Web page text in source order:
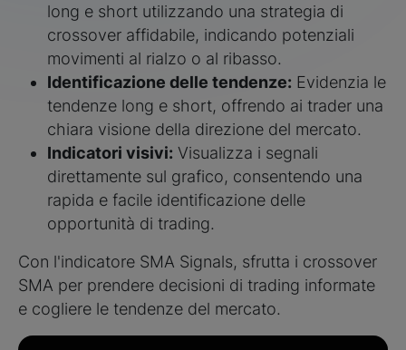
long e short utilizzando una strategia di
crossover affidabile, indicando potenziali
movimenti al rialzo o al ribasso.
Identificazione delle tendenze: Evidenzia le
tendenze long e short, offrendo ai trader una
chiara visione della direzione del mercato.
Indicatori visivi: Visualizza i segnali
direttamente sul grafico, consentendo una
rapida e facile identificazione delle
opportunità di trading.
Con l'indicatore SMA Signals, sfrutta i crossover
SMA per prendere decisioni di trading informate
e cogliere le tendenze del mercato.